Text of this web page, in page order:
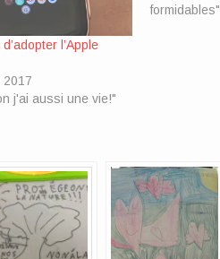
l’Apple
2017
j'ai aussi une vie!"
formidables"